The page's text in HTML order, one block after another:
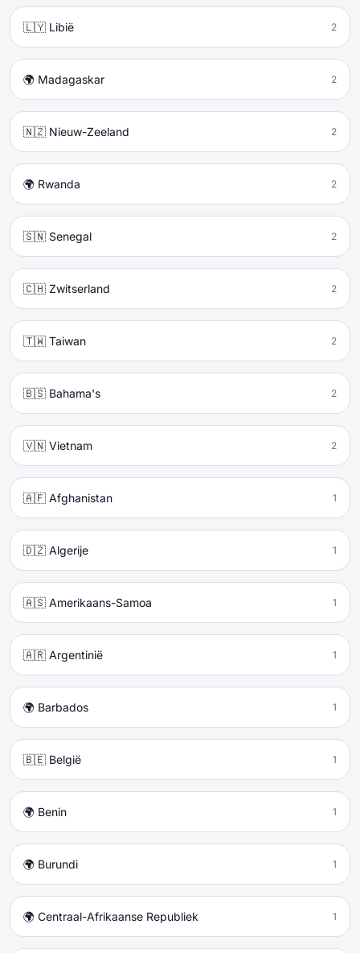
🇱🇾 Libië 2
🌍 Madagaskar 2
🇳🇿 Nieuw-Zeeland 2
🌍 Rwanda 2
🇸🇳 Senegal 2
🇨🇭 Zwitserland 2
🇹🇼 Taiwan 2
🇧🇸 Bahama's 2
🇻🇳 Vietnam 2
🇦🇫 Afghanistan 1
🇩🇿 Algerije 1
🇦🇸 Amerikaans-Samoa 1
🇦🇷 Argentinië 1
🌍 Barbados 1
🇧🇪 België 1
🌍 Benin 1
🌍 Burundi 1
🌍 Centraal-Afrikaanse Republiek 1